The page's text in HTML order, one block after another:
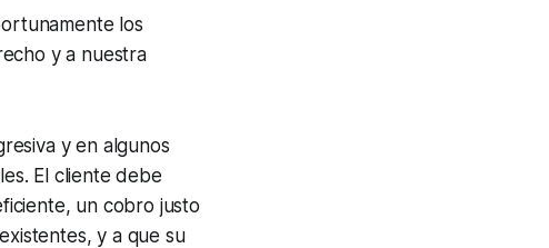
los
y a nuestra
y en algunos
El cliente debe
un cobro justo
y a que su